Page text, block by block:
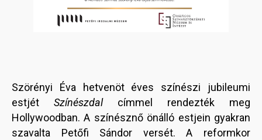
Szörényi Éva hetvenöt éves színészi jubileumi
estjét Színészdalcímmel rendezték meg
Hollywoodban. A színésznő önálló estjein gyakran
szavalta Petőfi Sándor versét. A reformkor